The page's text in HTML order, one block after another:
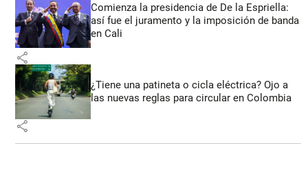
Comienza la presidencia de De la Espriella:
así fue el juramento y la imposición de banda
en Cali
share
¿Tiene una patineta o cicla eléctrica? Ojo a
las nuevas reglas para circular en Colombia
share